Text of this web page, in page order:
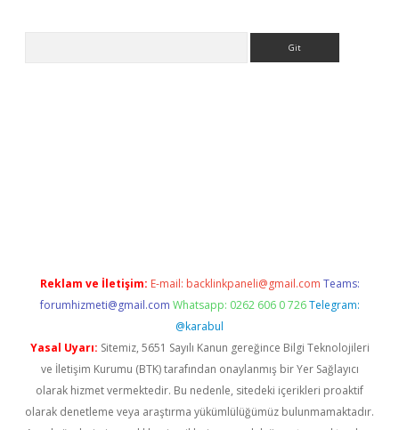
Reklam ve İletişim: E-mail: backlinkpaneli@gmail.com Teams:
forumhizmeti@gmail.com Whatsapp: 0262 606 0 726 Telegram:
@karabul
Yasal Uyarı: Sitemiz, 5651 Sayılı Kanun gereğince Bilgi Teknolojileri
ve İletişim Kurumu (BTK) tarafından onaylanmış bir Yer Sağlayıcı
olarak hizmet vermektedir. Bu nedenle, sitedeki içerikleri proaktif
olarak denetleme veya araştırma yükümlülüğümüz bulunmamaktadır.